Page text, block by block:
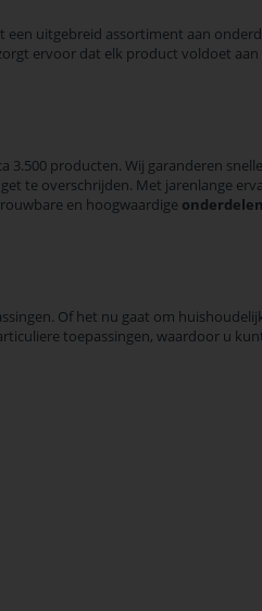
uitgebreid assortiment aan
ervoor dat elk product voldoet
producten. Wij garanderen
te overschrijden. Met jarenlange
en hoogwaardige onderdelen
Of het nu gaat om
toepassingen, waardoor u